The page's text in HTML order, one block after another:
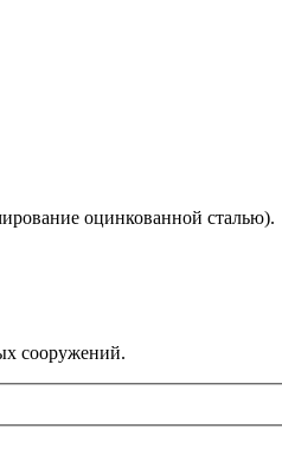
оцинкованной сталью).
сооружений.